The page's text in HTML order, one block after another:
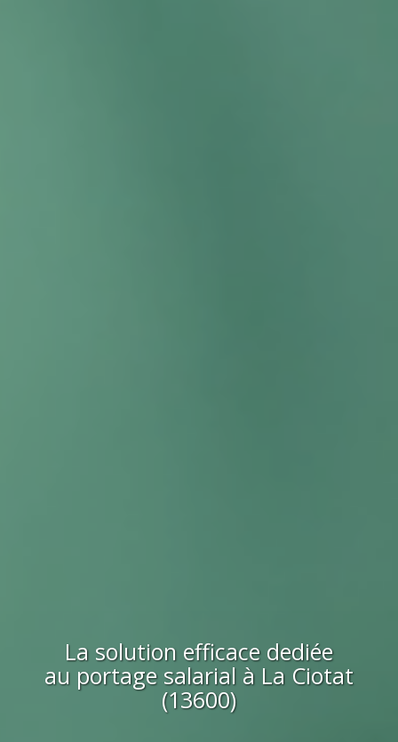
La solution efficace dediée
au portage salarial à La Ciotat
(13600)